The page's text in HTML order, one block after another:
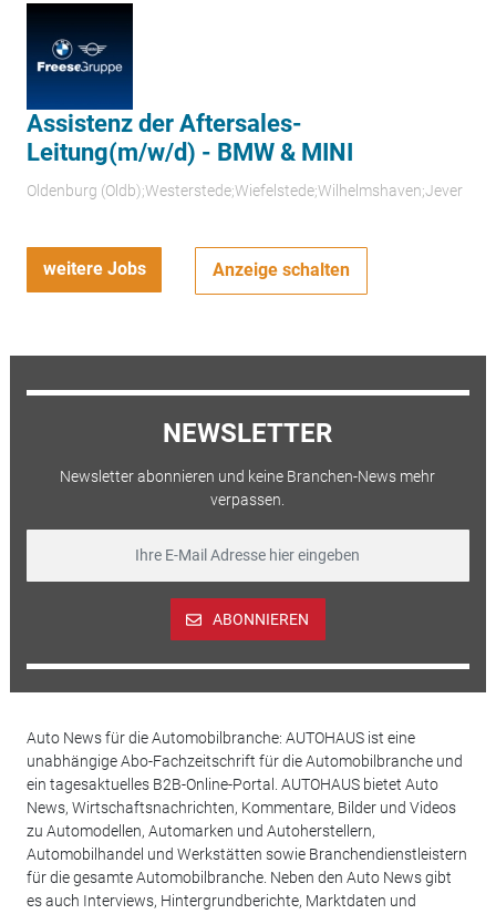
Assistenz der Aftersales-
Leitung(m/w/d) - BMW & MINI
Oldenburg (Oldb);Westerstede;Wiefelstede;Wilhelmshaven;Jever
weitere Jobs Anzeige schalten
NEWSLETTER
Newsletter abonnieren und keine Branchen-News mehr
verpassen.
ABONNIEREN
Auto News für die Automobilbranche: AUTOHAUS ist eine
unabhängige Abo-Fachzeitschrift für die Automobilbranche und
ein tagesaktuelles B2B-Online-Portal. AUTOHAUS bietet Auto
News, Wirtschaftsnachrichten, Kommentare, Bilder und Videos
zu Automodellen, Automarken und Autoherstellern,
Automobilhandel und Werkstätten sowie Branchendienstleistern
für die gesamte Automobilbranche. Neben den Auto News gibt
es auch Interviews, Hintergrundberichte, Marktdaten und